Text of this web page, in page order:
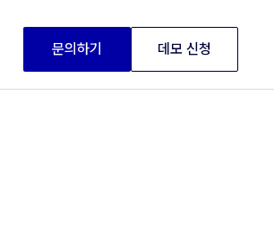
문의하기 데모 신청